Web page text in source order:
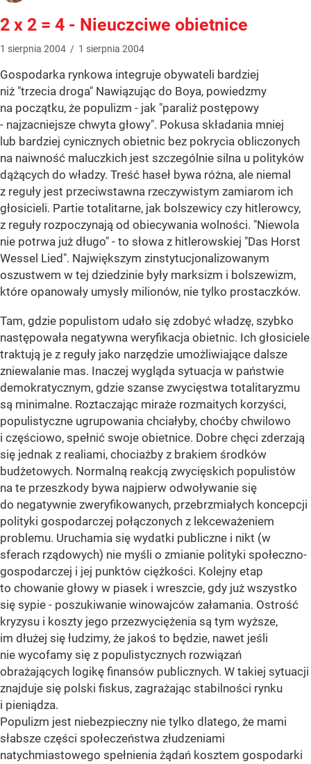
2 x 2 = 4 - Nieuczciwe obietnice
1 sierpnia 2004 / 1 sierpnia 2004
Gospodarka rynkowa integruje obywateli bardziej
niż "trzecia droga" Nawiązując do Boya, powiedzmy
na początku, że populizm - jak "paraliż postępowy
- najzacniejsze chwyta głowy". Pokusa składania mniej
lub bardziej cynicznych obietnic bez pokrycia obliczonych
na naiwność maluczkich jest szczególnie silna u polityków
dążących do władzy. Treść haseł bywa różna, ale niemal
z reguły jest przeciwstawna rzeczywistym zamiarom ich
głosicieli. Partie totalitarne, jak bolszewicy czy hitlerowcy,
z reguły rozpoczynają od obiecywania wolności. "Niewola
nie potrwa już długo" - to słowa z hitlerowskiej "Das Horst
Wessel Lied". Największym zinstytucjonalizowanym
oszustwem w tej dziedzinie były marksizm i bolszewizm,
które opanowały umysły milionów, nie tylko prostaczków.
Tam, gdzie populistom udało się zdobyć władzę, szybko
następowała negatywna weryfikacja obietnic. Ich głosiciele
traktują je z reguły jako narzędzie umożliwiające dalsze
zniewalanie mas. Inaczej wygląda sytuacja w państwie
demokratycznym, gdzie szanse zwycięstwa totalitaryzmu
są minimalne. Roztaczając miraże rozmaitych korzyści,
populistyczne ugrupowania chciałyby, choćby chwilowo
i częściowo, spełnić swoje obietnice. Dobre chęci zderzają
się jednak z realiami, chociażby z brakiem środków
budżetowych. Normalną reakcją zwycięskich populistów
na te przeszkody bywa najpierw odwoływanie się
do negatywnie zweryfikowanych, przebrzmiałych koncepcji
polityki gospodarczej połączonych z lekceważeniem
problemu. Uruchamia się wydatki publiczne i nikt (w
sferach rządowych) nie myśli o zmianie polityki społeczno-
gospodarczej i jej punktów ciężkości. Kolejny etap
to chowanie głowy w piasek i wreszcie, gdy już wszystko
się sypie - poszukiwanie winowajców załamania. Ostrość
kryzysu i koszty jego przezwyciężenia są tym wyższe,
im dłużej się łudzimy, że jakoś to będzie, nawet jeśli
nie wycofamy się z populistycznych rozwiązań
obrażających logikę finansów publicznych. W takiej sytuacji
znajduje się polski fiskus, zagrażając stabilności rynku
i pieniądza.
Populizm jest niebezpieczny nie tylko dlatego, że mami
słabsze części społeczeństwa złudzeniami
natychmiastowego spełnienia żądań kosztem gospodarki